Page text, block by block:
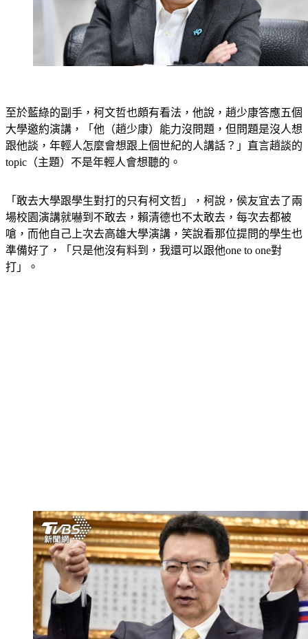
至於藍綠的副手，柯文哲也頗有看法，他說，趙少康答應五個
大學邀約演講，「他（趙少康）能力沒問題，但問題是沒人想
跟他談，年輕人怎麼會想跟上個世紀的人講話？」直言趙談的
topic（主題）不是年輕人會想聽的。
「敢去大學跟學生對打的只有柯文哲」，柯說，侯友宜去了兩
場校園演講就嚇到不敢去，賴清德也不太敢去，每次去都被
嗆，而他自己上次去高雄大學演講，笑說看那位提問的學生也
準備好了，「只是他沒有料到，我還可以跟他one to one對
打」。